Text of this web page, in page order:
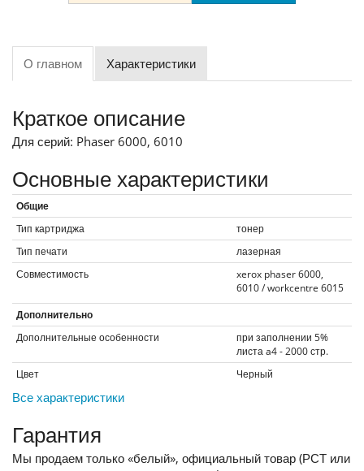
О главном Характеристики
Краткое описание
Для серий: Phaser 6000, 6010
Основные характеристики
Общие
Тип картриджа
тонер
Тип печати
лазерная
Совместимость
xerox phaser 6000,
6010 / workcentre 6015
Дополнительно
Дополнительные особенности
при заполнении 5%
листа a4 - 2000 стр.
Цвет
Черный
Все характеристики
Гарантия
Мы продаем только «белый», официальный товар (РСТ или